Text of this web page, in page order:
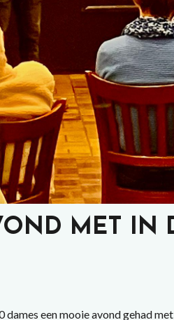
MET IN
een mooie avond gehad